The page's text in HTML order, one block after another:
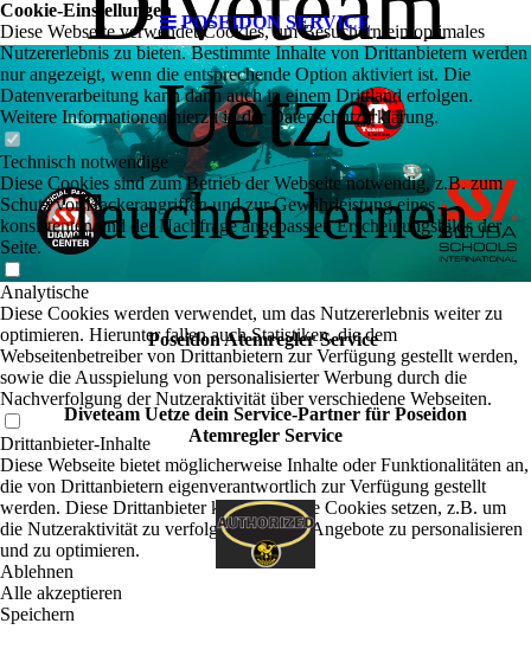
POSEIDON SERVICE
Uetze
Tauchen lernen
Poseidon Atemregler Service
Diveteam Uetze dein Service-Partner für Poseidon
Atemregler Service
Cookie-Einstellungen
Diese Webseite verwendet Cookies, um Besuchern ein optimales
Nutzererlebnis zu bieten. Bestimmte Inhalte von Drittanbietern werden
nur angezeigt, wenn die entsprechende Option aktiviert ist. Die
Datenverarbeitung kann dann auch in einem Drittland erfolgen.
Weitere Informationen hierzu in der Datenschutzerklärung.
Technisch notwendige
Diese Cookies sind zum Betrieb der Webseite notwendig, z.B. zum
Schutz vor Hackerangriffen und zur Gewährleistung eines
konsistenten und der Nachfrage angepassten Erscheinungsbilds der
Seite.
Analytische
Diese Cookies werden verwendet, um das Nutzererlebnis weiter zu
optimieren. Hierunter fallen auch Statistiken, die dem
Webseitenbetreiber von Drittanbietern zur Verfügung gestellt werden,
sowie die Ausspielung von personalisierter Werbung durch die
Nachverfolgung der Nutzeraktivität über verschiedene Webseiten.
Drittanbieter-Inhalte
Diese Webseite bietet möglicherweise Inhalte oder Funktionalitäten an,
die von Drittanbietern eigenverantwortlich zur Verfügung gestellt
werden. Diese Drittanbieter können eigene Cookies setzen, z.B. um
die Nutzeraktivität zu verfolgen oder ihre Angebote zu personalisieren
und zu optimieren.
Ablehnen
Alle akzeptieren
Speichern